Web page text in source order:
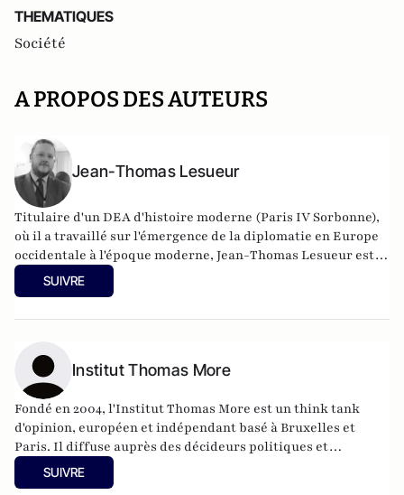
THEMATIQUES
Société
A PROPOS DES AUTEURS
Jean-Thomas Lesueur
Titulaire d'un DEA d'histoire moderne (Paris IV Sorbonne),
où il a travaillé sur l'émergence de la diplomatie en Europe
occidentale à l'époque moderne, Jean-Thomas Lesueur est
délégué général de
SUIVRE
Institut Thomas More
Fondé en 2004, l'Institut Thomas More est un think tank
d'opinion, européen et indépendant basé à Bruxelles et
Paris. Il diffuse auprès des décideurs politiques et
économiques et des médias internationaux des notes, des
rapports, des recommandations et des études réalisés par
SUIVRE